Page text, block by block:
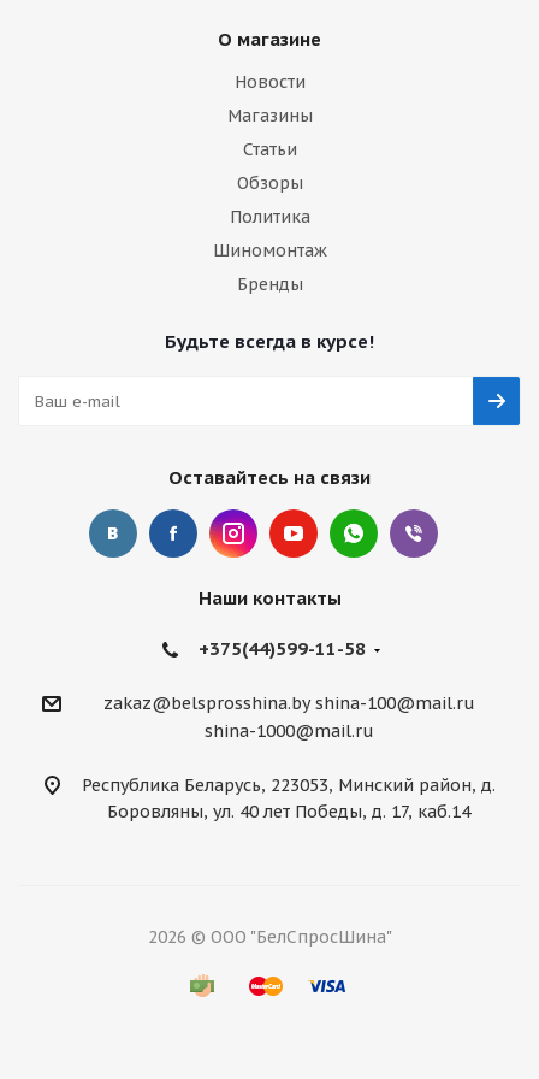
О магазине
Новости
Магазины
Статьи
Обзоры
Политика
Шиномонтаж
Бренды
Будьте всегда в курсе!
Оставайтесь на связи
Наши контакты
+375(44)599-11-58
zakaz@belsprosshina.by shina-100@mail.ru
shina-1000@mail.ru
Республика Беларусь, 223053, Минский район, д.
Боровляны, ул. 40 лет Победы, д. 17, каб.14
2026 © ООО "БелСпросШина"